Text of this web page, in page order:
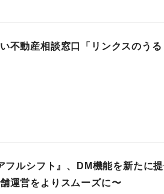
不動産相談窓口「リンクスのう
ルシフト』、DM機能を新たに
運営をよりスムーズに〜